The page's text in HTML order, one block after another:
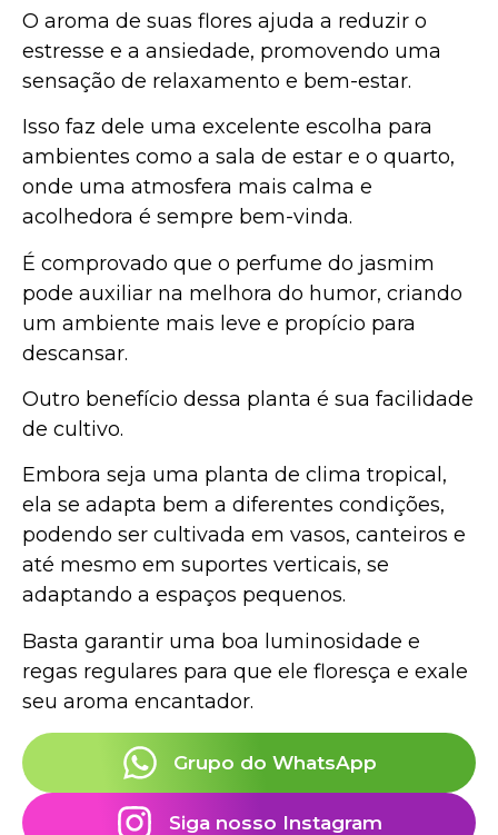
O aroma de suas flores ajuda a reduzir o
estresse e a ansiedade, promovendo uma
sensação de relaxamento e bem-estar.
Isso faz dele uma excelente escolha para
ambientes como a sala de estar e o quarto,
onde uma atmosfera mais calma e
acolhedora é sempre bem-vinda.
É comprovado que o perfume do jasmim
pode auxiliar na melhora do humor, criando
um ambiente mais leve e propício para
descansar.
Outro benefício dessa planta é sua facilidade
de cultivo.
Embora seja uma planta de clima tropical,
ela se adapta bem a diferentes condições,
podendo ser cultivada em vasos, canteiros e
até mesmo em suportes verticais, se
adaptando a espaços pequenos.
Basta garantir uma boa luminosidade e
regas regulares para que ele floresça e exale
seu aroma encantador.
Grupo do WhatsApp
Siga nosso Instagram